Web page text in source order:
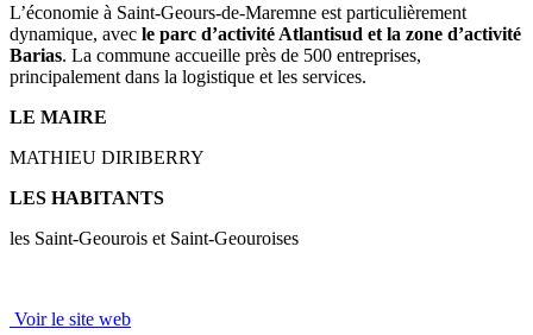
L’économie à Saint-Geours-de-Maremne est particulièrement
dynamique, avec le parc d’activité Atlantisud et la zone d’activité
Barias. La commune accueille près de 500 entreprises,
principalement dans la logistique et les services.
LE MAIRE
MATHIEU DIRIBERRY
LES HABITANTS
les Saint-Geourois et Saint-Geouroises
Voir le site web